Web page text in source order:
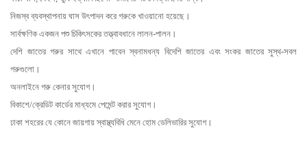
নিজস্ব ব্যবস্থাপনায় ঘাস উৎপাদন করে গরুকে খাওয়ানো হয়েছে।
সার্বক্ষণিক একজন পশু চিকিৎসকের তত্ত্বাবধানে লালন-পালন।
দেশি জাতের গরুর সাথে এখানে পাবেন স্বনামধন্য বিদেশি জাতের এবং সংকর জাতের সুস্থ-সবল
গরুগুলো।
অনলাইনে গরু কেনার সুযোগ।
বিকাশে/ক্রেডিট কার্ডের মাধ্যমে পেমেন্ট করার সুযোগ।
ঢাকা শহরের যে কোনে জায়গায় স্বাস্থ্যবিধি মেনে হোম ডেলিভারির সুযোগ।